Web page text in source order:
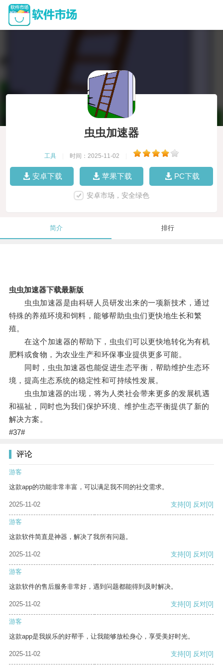
虫虫加速器
工具 时间：2025-11-02
安卓下载 苹果下载 PC下载
安卓市场，安全绿色
简介 排行
虫虫加速器下载最新版
虫虫加速器是由科研人员研发出来的一项新技术，通过
特殊的养殖环境和饲料，能够帮助虫虫们更快地生长和繁
殖。
在这个加速器的帮助下，虫虫们可以更快地转化为有机
肥料或食物，为农业生产和环保事业提供更多可能。
同时，虫虫加速器也能促进生态平衡，帮助维护生态环
境，提高生态系统的稳定性和可持续性发展。
虫虫加速器的出现，将为人类社会带来更多的发展机遇
和福祉，同时也为我们保护环境、维护生态平衡提供了新的
解决方案。
#37#
评论
游客
这款app的功能非常丰富，可以满足我不同的社交需求。
2025-11-02 支持[0] 反对[0]
游客
这款软件简直是神器，解决了我所有问题。
2025-11-02 支持[0] 反对[0]
游客
这款软件的售后服务非常好，遇到问题都能得到及时解决。
2025-11-02 支持[0] 反对[0]
游客
这款app是我娱乐的好帮手，让我能够放松身心，享受美好时光。
2025-11-02 支持[0] 反对[0]